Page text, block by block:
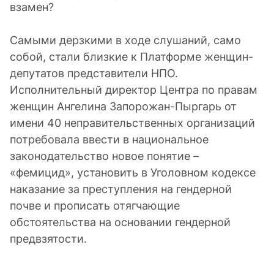
взамен?
Самыми дерзкими в ходе слушаний, само
собой, стали близкие к Платформе женщин-
депутатов представители НПО.
Исполнительный директор Центра по правам
женщин Ангелина Запорожан-Пыргарь от
имени 40 неправительственных организаций
потребовала ввести в национальное
законодательство новое понятие –
«фемицид», установить в Уголовном кодексе
наказание за преступления на гендерной
почве и прописать отягчающие
обстоятельства на основании гендерной
предвзятости.